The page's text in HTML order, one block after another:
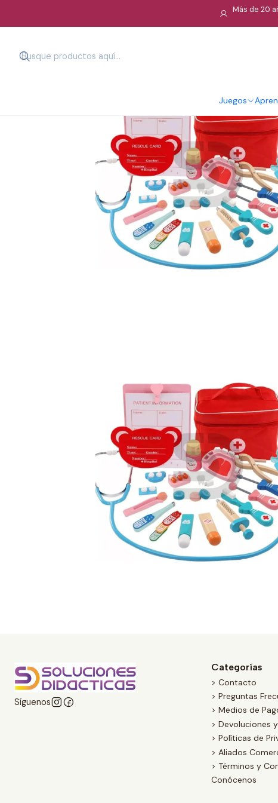
Juegos
Más de 20
Síguenos
Categorías
> Contacto
> Preguntas
> Medios de
> Devoluciones
> Políticas de
> Aliados
> Términos y
Conócenos